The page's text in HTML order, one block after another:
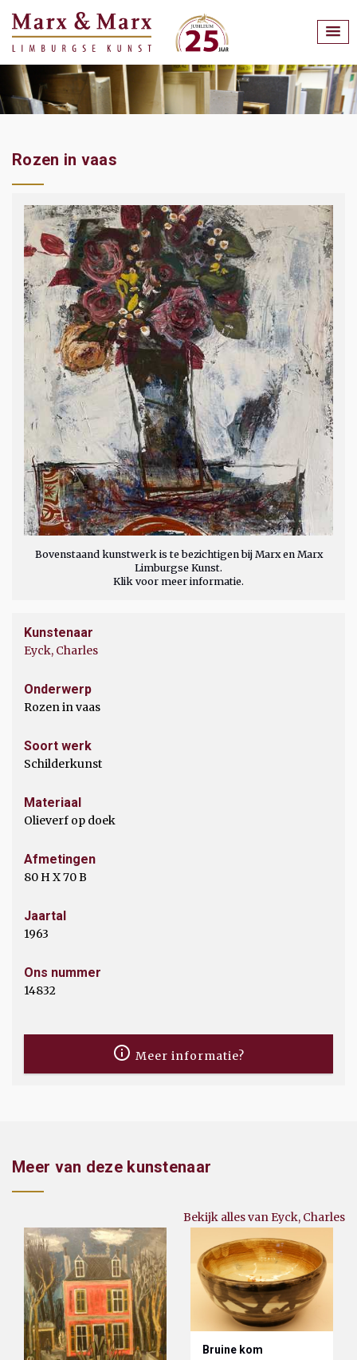
Rozen in vaas
Bovenstaand kunstwerk is te bezichtigen bij Marx en Marx
Limburgse Kunst.
Klik voor meer informatie.
Kunstenaar
Eyck, Charles
Onderwerp
Rozen in vaas
Soort werk
Schilderkunst
Materiaal
Olieverf op doek
Afmetingen
80 H X 70 B
Jaartal
1963
Ons nummer
14832
Meer informatie?
Meer van deze kunstenaar
Bekijk alles van Eyck, Charles
Bruine kom